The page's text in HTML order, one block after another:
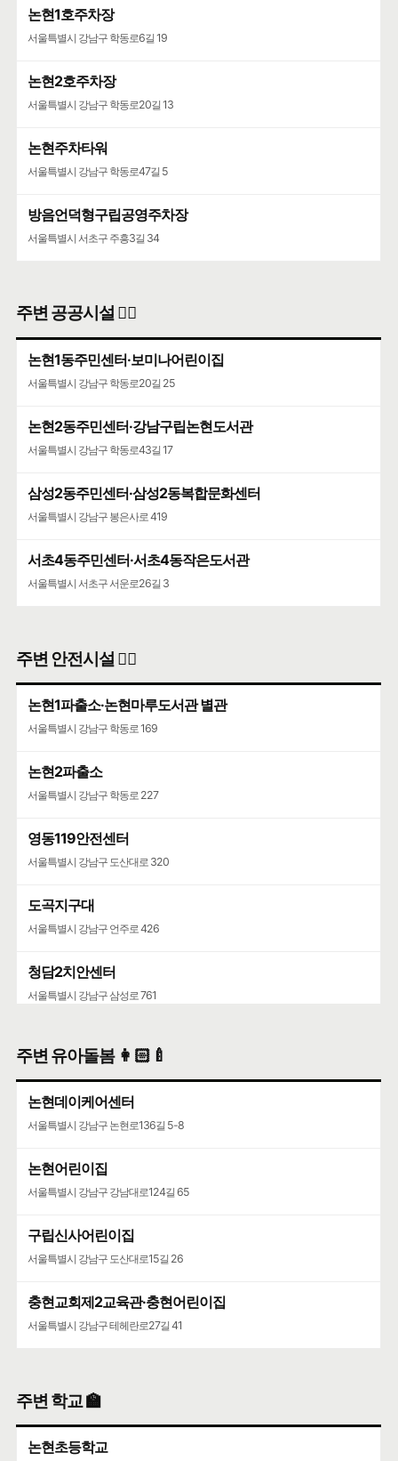
논현1호주차장
서울특별시 강남구 학동로6길 19
논현2호주차장
서울특별시 강남구 학동로20길 13
논현주차타워
서울특별시 강남구 학동로47길 5
방음언덕형구립공영주차장
서울특별시 서초구 주흥3길 34
주변 공공시설 👨‍✈️
논현1동주민센터·보미나어린이집
서울특별시 강남구 학동로20길 25
논현2동주민센터·강남구립논현도서관
서울특별시 강남구 학동로43길 17
삼성2동주민센터·삼성2동복합문화센터
서울특별시 강남구 봉은사로 419
서초4동주민센터·서초4동작은도서관
서울특별시 서초구 서운로26길 3
주변 안전시설 👮‍♀️
논현1파출소·논현마루도서관 별관
서울특별시 강남구 학동로 169
논현2파출소
서울특별시 강남구 학동로 227
영동119안전센터
서울특별시 강남구 도산대로 320
도곡지구대
서울특별시 강남구 언주로 426
청담2치안센터
서울특별시 강남구 삼성로 761
서울특별시 서초구 주흥15길 41
주변 유아돌봄 👩🏻‍🍼
논현데이케어센터
서울특별시 강남구 논현로136길 5-8
논현어린이집
서울특별시 강남구 강남대로124길 65
구립신사어린이집
서울특별시 강남구 도산대로15길 26
충현교회제2교육관·충현어린이집
서울특별시 강남구 테헤란로27길 41
주변 학교 🏫
논현초등학교